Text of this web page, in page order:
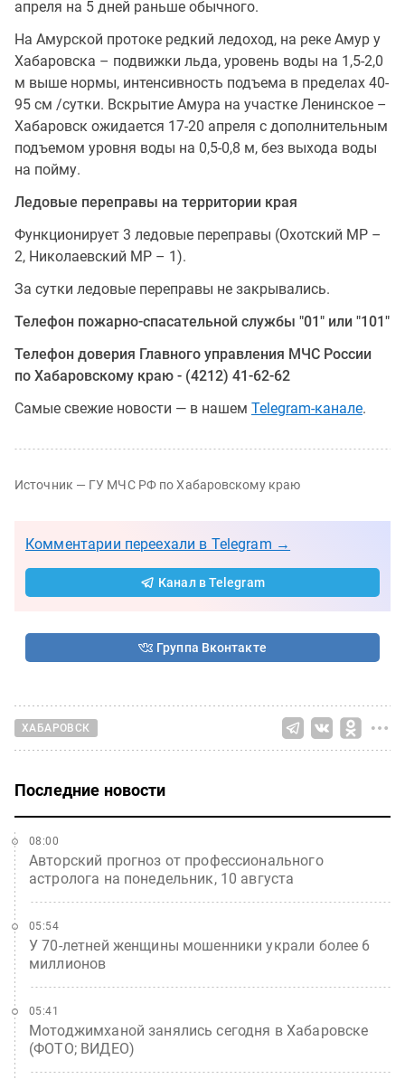
апреля на 5 дней раньше обычного.
На Амурской протоке редкий ледоход, на реке Амур у
Хабаровска – подвижки льда, уровень воды на 1,5-2,0
м выше нормы, интенсивность подъема в пределах 40-
95 см /сутки. Вскрытие Амура на участке Ленинское –
Хабаровск ожидается 17-20 апреля с дополнительным
подъемом уровня воды на 0,5-0,8 м, без выхода воды
на пойму.
Ледовые переправы на территории края
Функционирует 3 ледовые переправы (Охотский МР –
2, Николаевский МР – 1).
За сутки ледовые переправы не закрывались.
Телефон пожарно-спасательной службы "01" или "101"
Телефон доверия Главного управления МЧС России
по Хабаровскому краю - (4212) 41-62-62
Самые свежие новости — в нашем Telegram-канале.
Источник — ГУ МЧС РФ по Хабаровскому краю
Комментарии переехали в Telegram →
Канал в Telegram
Группа Вконтакте
ХАБАРОВСК
Последние новости
Авторский прогноз от профессионального
астролога на понедельник, 10 августа
08:00
У 70-летней женщины мошенники украли более 6
миллионов
05:54
Мотоджимханой занялись сегодня в Хабаровске
(ФОТО; ВИДЕО)
05:41